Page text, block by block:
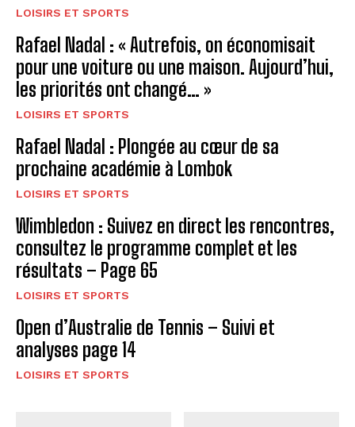
LOISIRS ET SPORTS
Rafael Nadal : « Autrefois, on économisait
pour une voiture ou une maison. Aujourd’hui,
les priorités ont changé… »
LOISIRS ET SPORTS
Rafael Nadal : Plongée au cœur de sa
prochaine académie à Lombok
LOISIRS ET SPORTS
Wimbledon : Suivez en direct les rencontres,
consultez le programme complet et les
résultats – Page 65
LOISIRS ET SPORTS
Open d’Australie de Tennis – Suivi et
analyses page 14
LOISIRS ET SPORTS